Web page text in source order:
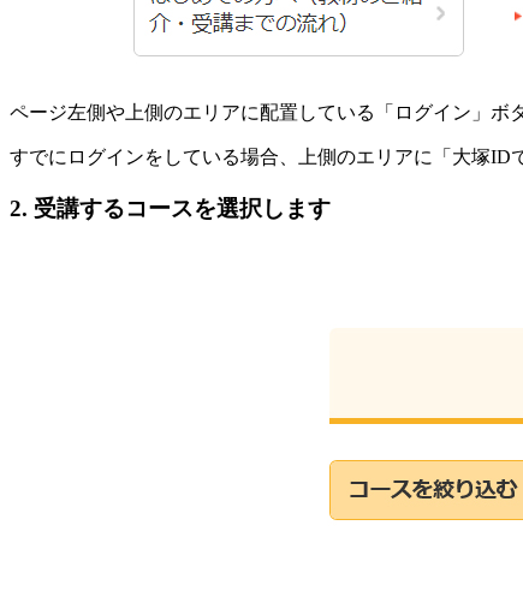
ページ左側や上側のエリアに配置している「ログイン」ボ
すでにログインをしている場合、上側のエリアに「大塚
2. 受講するコースを選択します